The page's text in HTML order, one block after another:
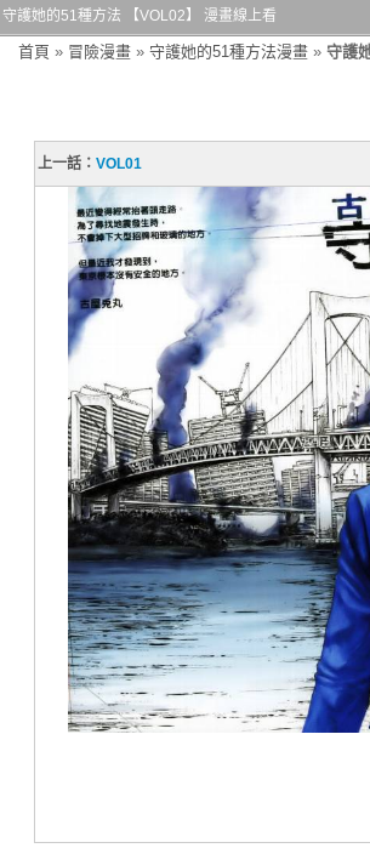
守護她的51種方法 【VOL02】 漫畫線上看
首頁 » 冒險漫畫 » 守護她的51種方法漫畫 » 守護
上一話：VOL01